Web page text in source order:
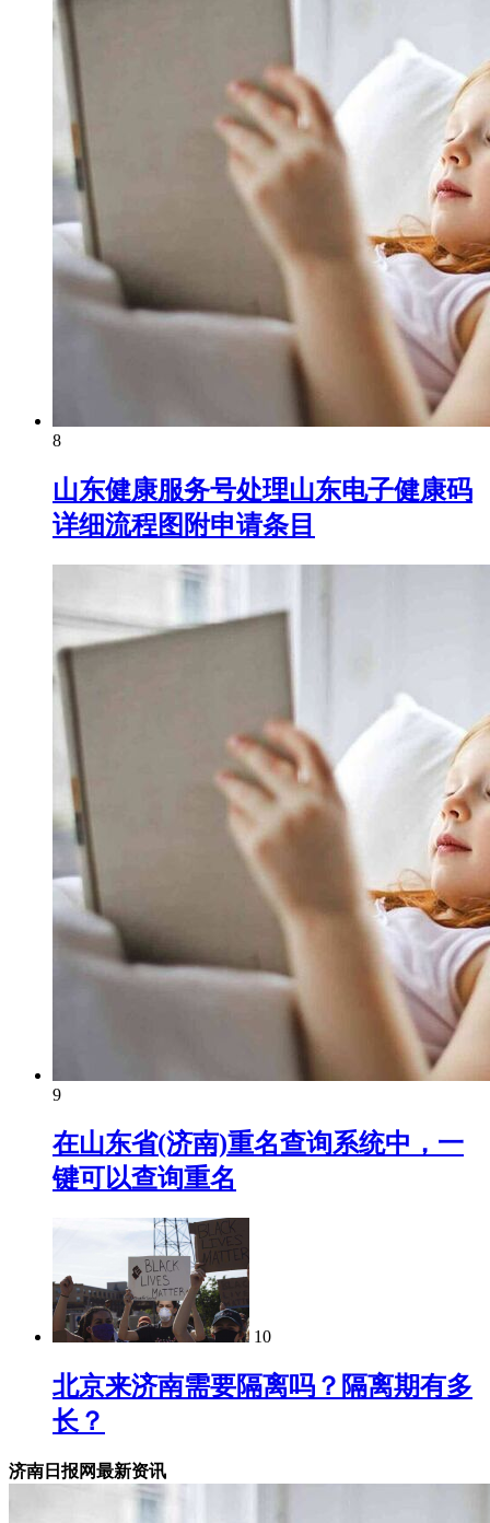
8
山东健康服务号处理山东电子健康码
详细流程图附申请条目
9
在山东省(济南)重名查询系统中，一
键可以查询重名
10
北京来济南需要隔离吗？隔离期有多
长？
济南日报网最新资讯